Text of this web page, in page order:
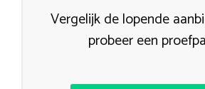
Vergelijk de lopende
probeer een